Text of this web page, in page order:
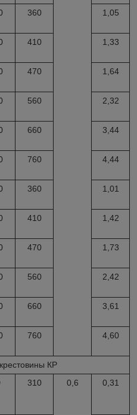
360 1,05
410 1,33
470 1,64
560 2,32
660 3,44
760 4,44
360 1,01
410 1,42
470 1,73
560 2,42
660 3,61
760 4,60
КР
310 0,6 0,31